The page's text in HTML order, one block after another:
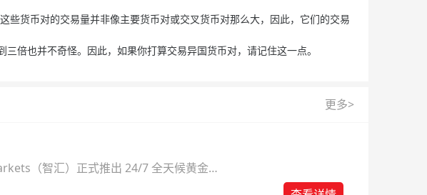
货币对的交易量并非像主要货币对或交叉货币对那么大，因此，它们的交易
也并不奇怪。因此，如果你打算交易异国货币对，请记住这一点。
更多>
（智汇）正式推出 24/7 全天候黄金
支持软件及交易细则。